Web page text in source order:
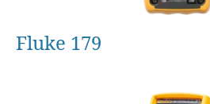
Fluke 179